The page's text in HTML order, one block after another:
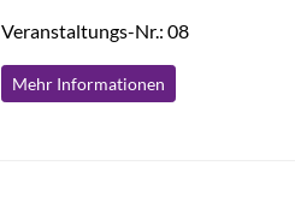
Veranstaltungs-Nr.: 08
Mehr Informationen